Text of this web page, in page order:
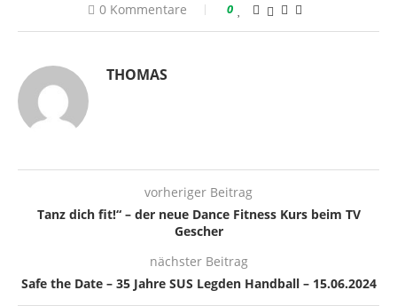
0 Kommentare 0
THOMAS
vorheriger Beitrag
Tanz dich fit!“ – der neue Dance Fitness Kurs beim TV
Gescher
nächster Beitrag
Safe the Date – 35 Jahre SUS Legden Handball – 15.06.2024